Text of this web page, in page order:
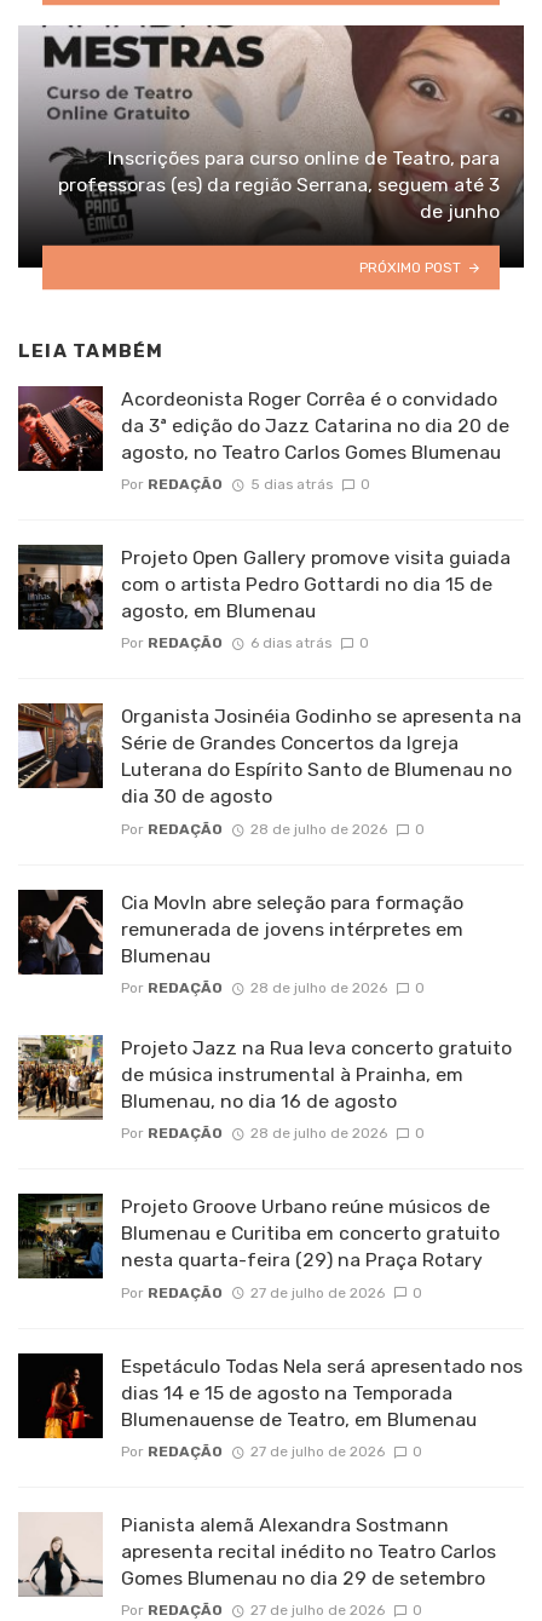
Inscrições para curso online de Teatro, para
professoras (es) da região Serrana, seguem até 3
de junho
PRÓXIMO POST
LEIA TAMBÉM
Acordeonista Roger Corrêa é o convidado
da 3ª edição do Jazz Catarina no dia 20 de
agosto, no Teatro Carlos Gomes Blumenau
Por REDAÇÃO 5 dias atrás 0
Projeto Open Gallery promove visita guiada
com o artista Pedro Gottardi no dia 15 de
agosto, em Blumenau
Por REDAÇÃO 6 dias atrás 0
Organista Josinéia Godinho se apresenta na
Série de Grandes Concertos da Igreja
Luterana do Espírito Santo de Blumenau no
dia 30 de agosto
Por REDAÇÃO 28 de julho de 2026 0
Cia MovIn abre seleção para formação
remunerada de jovens intérpretes em
Blumenau
Por REDAÇÃO 28 de julho de 2026 0
Projeto Jazz na Rua leva concerto gratuito
de música instrumental à Prainha, em
Blumenau, no dia 16 de agosto
Por REDAÇÃO 28 de julho de 2026 0
Projeto Groove Urbano reúne músicos de
Blumenau e Curitiba em concerto gratuito
nesta quarta-feira (29) na Praça Rotary
Por REDAÇÃO 27 de julho de 2026 0
Espetáculo Todas Nela será apresentado nos
dias 14 e 15 de agosto na Temporada
Blumenauense de Teatro, em Blumenau
Por REDAÇÃO 27 de julho de 2026 0
Pianista alemã Alexandra Sostmann
apresenta recital inédito no Teatro Carlos
Gomes Blumenau no dia 29 de setembro
Por REDAÇÃO 27 de julho de 2026 0